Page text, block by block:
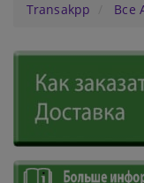
Transakpp Все